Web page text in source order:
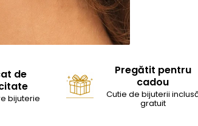
de
bijuterie
Pregătit pentru
cadou
Cutie de bijuterii
gratuit